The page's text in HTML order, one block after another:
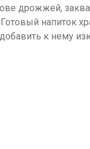
дрожжей,
напиток
к нему